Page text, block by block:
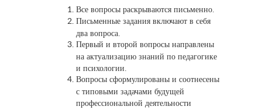
Все вопросы раскрываются письменно.
Письменные задания включают в себя
два вопроса.
Первый и второй вопросы направлены
на актуализацию знаний по педагогике
и психологии.
Вопросы сформулированы и соотнесены
с типовыми задачами будущей
профессиональной деятельности